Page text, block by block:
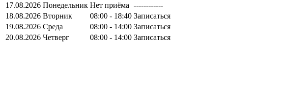
17.08.2026 Понедельник Нет приёма ------------
18.08.2026 Вторник 08:00 - 18:40 Записаться
19.08.2026 Среда 08:00 - 14:00 Записаться
20.08.2026 Четверг 08:00 - 14:00 Записаться